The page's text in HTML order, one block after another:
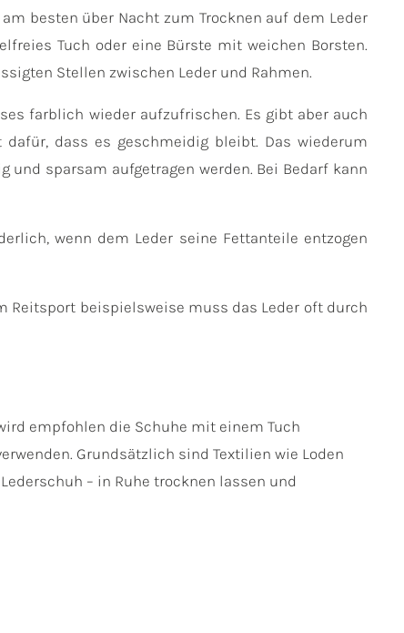
besten über Nacht zum Trocknen auf dem Leder
Tuch oder eine Bürste mit weichen Borsten.
Stellen zwischen Leder und Rahmen.
farblich wieder aufzufrischen. Es gibt aber auch
dass es geschmeidig bleibt. Das wiederum
sparsam aufgetragen werden. Bei Bedarf kann
wenn dem Leder seine Fettanteile entzogen
Reitsport beispielsweise muss das Leder oft durch
empfohlen die Schuhe mit einem Tuch
Grundsätzlich sind Textilien wie Loden
– in Ruhe trocknen lassen und